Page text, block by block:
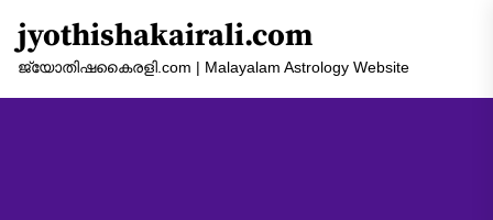
the
jyothishakairali.com
ജ്യോതിഷകൈരളി.com | Malayalam Astrology Website